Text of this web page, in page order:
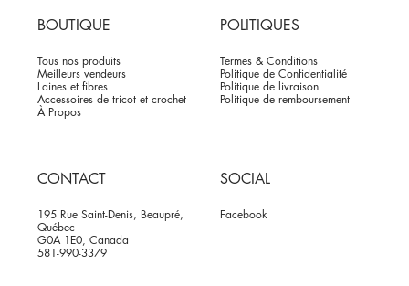
BOUTIQUE
Tous nos produits
Meilleurs vendeurs
Laines et fibres
Accessoires de tricot et crochet
À Propos
POLITIQUES
Termes & Conditions
Politique de Confidentialité
Politique de livraison
Politique de remboursement
CONTACT
195 Rue Saint-Denis, Beaupré,
Québec
G0A 1E0, Canada
581-990-3379
SOCIAL
Facebook